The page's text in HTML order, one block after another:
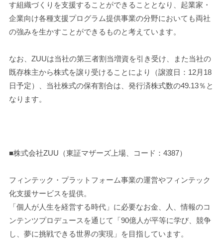
す組織づくりを支援することができることとなり、起業家・
企業向け各種支援プログラム提供事業の分野においても両社
の強みを生かすことができるものと考えています。
なお、ZUUは当社の第三者割当増資を引き受け、また当社の
既存株主から株式を譲り受けることにより（譲渡日：12月18
日予定）、当社株式の保有割合は、発行済株式数の49.13％と
なります。
■株式会社ZUU（東証マザーズ上場、コード：4387）
フィンテック・プラットフォーム事業の運営やフィンテック
化支援サービスを提供。
「個人が人生を経営する時代」に必要なお金、人、情報のコ
ンテンツプロデュースを通じて「90億人が平等に学び、競争
し、夢に挑戦できる世界の実現」を目指しています。